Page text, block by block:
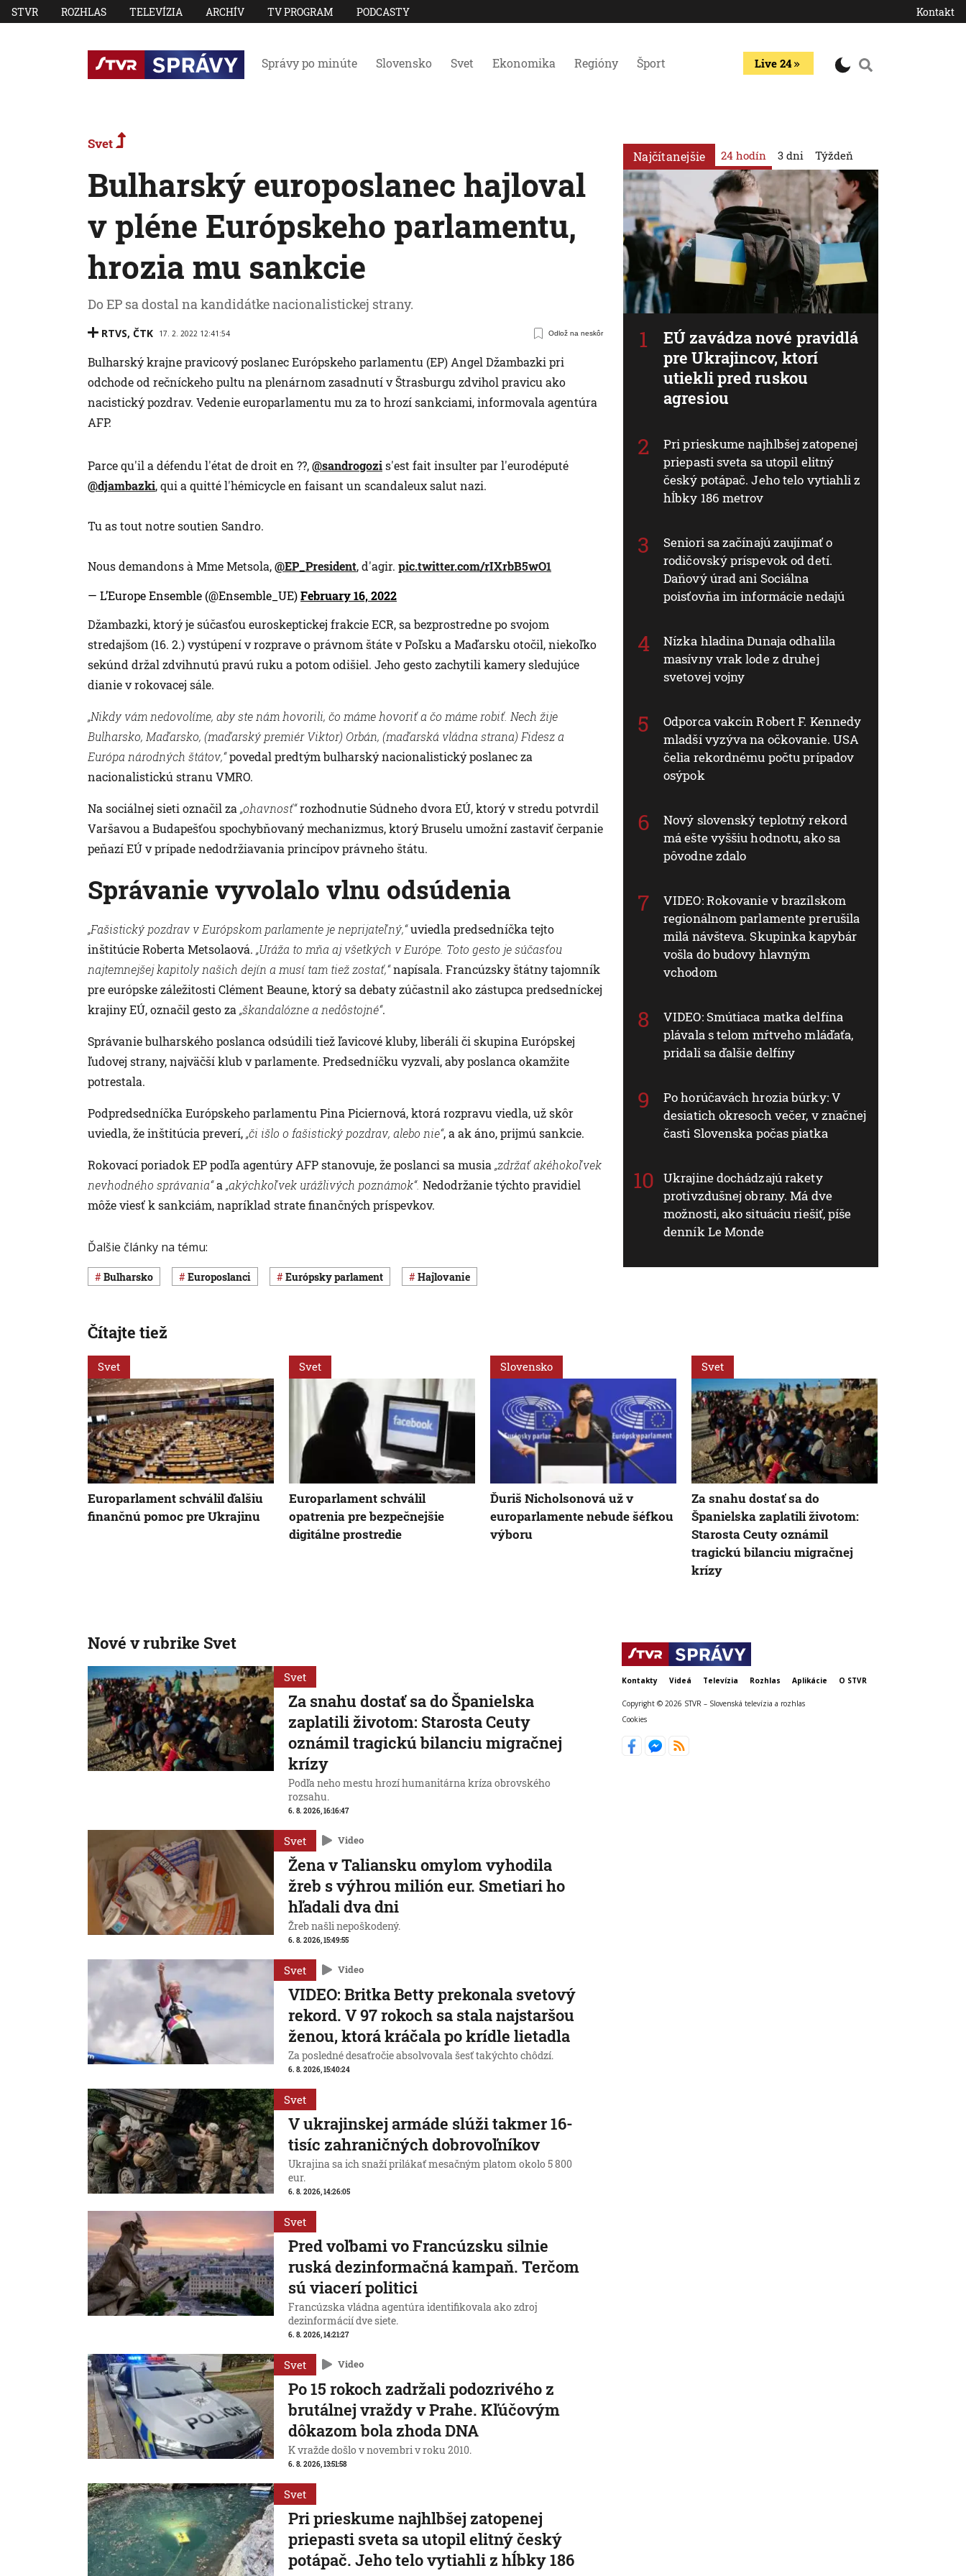
STVR ROZHLAS TELEVÍZIA ARCHÍV TV PROGRAM PODCASTY Kontakt
Správy po minúte Slovensko Svet Ekonomika Regióny Šport Live 24
Svet
Bulharský europoslanec hajloval
v pléne Európskeho parlamentu,
hrozia mu sankcie
Do EP sa dostal na kandidátke nacionalistickej strany.
RTVS, ČTK 17. 2. 2022 12:41:54 Odlož na neskôr
Bulharský krajne pravicový poslanec Európskeho parlamentu (EP) Angel Džambazki pri
odchode od rečníckeho pultu na plenárnom zasadnutí v Štrasburgu zdvihol pravicu ako
nacistický pozdrav. Vedenie europarlamentu mu za to hrozí sankciami, informovala agentúra
AFP.
Parce qu'il a défendu l'état de droit en ??,@sandrogozis'est fait insulter par l'eurodéputé
@djambazki, qui a quitté l'hémicycle en faisant un scandaleux salut nazi.
Tu as tout notre soutien Sandro.
Nous demandons à Mme Metsola,@EP_President, d'agir. pic.twitter.com/rIXrbB5wO1
— L’Europe Ensemble (@Ensemble_UE)February 16, 2022
Džambazki, ktorý je súčasťou euroskeptickej frakcie ECR, sa bezprostredne po svojom
stredajšom (16. 2.) vystúpení v rozprave o právnom štáte v Poľsku a Maďarsku otočil, niekoľko
sekúnd držal zdvihnutú pravú ruku a potom odišiel. Jeho gesto zachytili kamery sledujúce
dianie v rokovacej sále.
„Nikdy vám nedovolíme, aby ste nám hovorili, čo máme hovoriť a čo máme robiť. Nech žije
Bulharsko, Maďarsko, (maďarský premiér Viktor) Orbán, (maďarská vládna strana) Fidesz a
Európa národných štátov,“povedal predtým bulharský nacionalistický poslanec za
nacionalistickú stranu VMRO.
Na sociálnej sieti označil za „ohavnosť“rozhodnutie Súdneho dvora EÚ, ktorý v stredu potvrdil
Varšavou a Budapešťou spochybňovaný mechanizmus, ktorý Bruselu umožní zastaviť čerpanie
peňazí EÚ v prípade nedodržiavania princípov právneho štátu.
Správanie vyvolalo vlnu odsúdenia
„Fašistický pozdrav v Európskom parlamente je neprijateľný,“uviedla predsedníčka tejto
inštitúcie Roberta Metsolaová. „Uráža to mňa aj všetkých v Európe. Toto gesto je súčasťou
najtemnejšej kapitoly našich dejín a musí tam tiež zostať,“napísala. Francúzsky štátny tajomník
pre európske záležitosti Clément Beaune, ktorý sa debaty zúčastnil ako zástupca predsedníckej
krajiny EÚ, označil gesto za „škandalózne a nedôstojné“.
Správanie bulharského poslanca odsúdili tiež ľavicové kluby, liberáli či skupina Európskej
ľudovej strany, najväčší klub v parlamente. Predsedníčku vyzvali, aby poslanca okamžite
potrestala.
Podpredsedníčka Európskeho parlamentu Pina Piciernová, ktorá rozpravu viedla, už skôr
uviedla, že inštitúcia preverí,„či išlo o fašistický pozdrav, alebo nie“, a ak áno, prijmú sankcie.
Rokovací poriadok EP podľa agentúry AFP stanovuje, že poslanci sa musia „zdržať akéhokoľvek
nevhodného správania“a „akýchkoľvek urážlivých poznámok“. Nedodržanie týchto pravidiel
môže viesť k sankciám, napríklad strate finančných príspevkov.
Ďalšie články na tému:
Bulharsko europoslanci Európsky parlament Hajlovanie
Najčítanejšie 24 hodín
EÚ zavádza nové pravidlá
pre Ukrajincov, ktorí
utiekli pred ruskou
agresiou
Pri prieskume najhlbšej zatopenej
priepasti sveta sa utopil elitný
český potápač. Jeho telo vytiahli z
hĺbky 186 metrov
Seniori sa začínajú zaujímať o
rodičovský príspevok od detí.
Daňový úrad ani Sociálna
poisťovňa im informácie nedajú
Nízka hladina Dunaja odhalila
masívny vrak lode z druhej
svetovej vojny
Odporca vakcín Robert F. Kennedy
mladší vyzýva na očkovanie. USA
čelia rekordnému počtu prípadov
osýpok
Nový slovenský teplotný rekord
má ešte vyššiu hodnotu, ako sa
pôvodne zdalo
VIDEO: Rokovanie v brazílskom
regionálnom parlamente prerušila
milá návšteva. Skupinka kapybár
vošla do budovy hlavným
vchodom
VIDEO: Smútiaca matka delfína
plávala s telom mŕtveho mláďaťa,
pridali sa ďalšie delfíny
Po horúčavách hrozia búrky: V
desiatich okresoch večer, v značnej
časti Slovenska počas piatka
Ukrajine dochádzajú rakety
protivzdušnej obrany. Má dve
možnosti, ako situáciu riešiť, píše
denník Le Monde
3 dni Týždeň
Čítajte tiež
Svet
Europarlament schválil ďalšiu
finančnú pomoc pre Ukrajinu
Svet
Europarlament schválil
opatrenia pre bezpečnejšie
digitálne prostredie
Slovensko
Ďuriš Nicholsonová už v
europarlamente nebude šéfkou
výboru
Svet
Za snahu dostať sa do
Španielska zaplatili životom:
Starosta Ceuty oznámil
tragickú bilanciu migračnej
krízy
Nové v rubrike Svet
Svet
Za snahu dostať sa do Španielska
zaplatili životom: Starosta Ceuty
oznámil tragickú bilanciu migračnej
krízy
Podľa neho mestu hrozí humanitárna kríza obrovského
rozsahu.
6. 8. 2026, 16:16:47
Svet Video
Žena v Taliansku omylom vyhodila
žreb s výhrou milión eur. Smetiari ho
hľadali dva dni
Žreb našli nepoškodený.
6. 8. 2026, 15:49:55
Svet Video
VIDEO: Britka Betty prekonala svetový
rekord. V 97 rokoch sa stala najstaršou
ženou, ktorá kráčala po krídle lietadla
Za posledné desaťročie absolvovala šesť takýchto chôdzí.
6. 8. 2026, 15:40:24
Svet
V ukrajinskej armáde slúži takmer 16-
tisíc zahraničných dobrovoľníkov
Ukrajina sa ich snaží prilákať mesačným platom okolo 5 800
eur.
6. 8. 2026, 14:26:05
Svet
Pred voľbami vo Francúzsku silnie
ruská dezinformačná kampaň. Terčom
sú viacerí politici
Francúzska vládna agentúra identifikovala ako zdroj
dezinformácií dve siete.
6. 8. 2026, 14:21:27
Svet Video
Po 15 rokoch zadržali podozrivého z
brutálnej vraždy v Prahe. Kľúčovým
dôkazom bola zhoda DNA
K vražde došlo v novembri v roku 2010.
6. 8. 2026, 13:51:58
Svet
Pri prieskume najhlbšej zatopenej
priepasti sveta sa utopil elitný český
potápač. Jeho telo vytiahli z hĺbky 186
Kontakty Videá Televízia Rozhlas Aplikácie O STVR
Copyright © 2026 STVR – Slovenská televízia a rozhlas
Cookies